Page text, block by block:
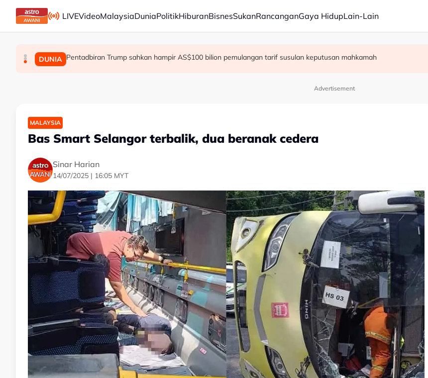
Skip to main content
LIVEVideoMalaysiaDuniaPolitikHiburanBisnesSukanRancanganGaya HidupLain-Lain
MALAYSIA Mayat bayi dengan kesan tikaman: Pelajar perempuan didakwa esok
MALAYSIA Polis tumpaskan dua sindiket seludup vape, rokok bernilai RM13 juta
DUNIA Pentadbiran Trump sahkan hampir AS$100 bilion pemulangan tarif susulan keputusan mahkamah
Advertisement
MALAYSIA
Bas Smart Selangor terbalik, dua beranak cedera
Sinar Harian
14/07/2025 | 16:05 MYT